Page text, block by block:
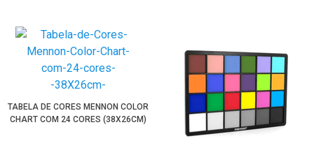
TABELA DE CORES MENNON COLOR
CHART COM 24 CORES (38X26CM)